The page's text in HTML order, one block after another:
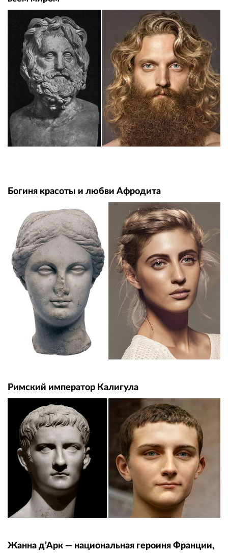
Богиня красоты и любви Афродита
Римский император Калигула
Жанна д’Арк — национальная героиня Франции,